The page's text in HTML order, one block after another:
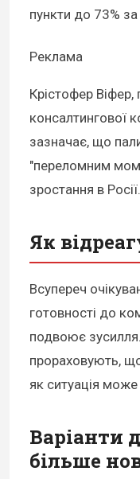
пункти до 73%
Реклама
Крістофер Віфер,
консалтингової
зазначає, що
"переломним
зростання в Росії.
Як
Всупереч
готовності до
подвоює зусилля.
прораховують,
як ситуація може
Варіанти
більше